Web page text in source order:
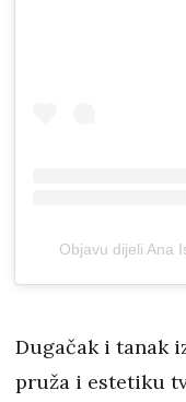
Objavu dijeli Ana
Dugačak i tanak
pruža i estetiku